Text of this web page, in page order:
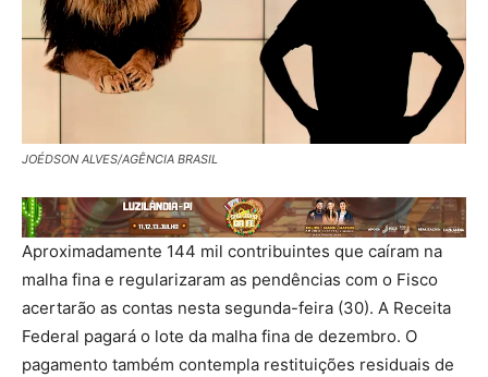
JOÉDSON ALVES/AGÊNCIA BRASIL
Aproximadamente 144 mil contribuintes que caíram na
malha fina e regularizaram as pendências com o Fisco
acertarão as contas nesta segunda-feira (30). A Receita
Federal pagará o lote da malha fina de dezembro. O
pagamento também contempla restituições residuais de